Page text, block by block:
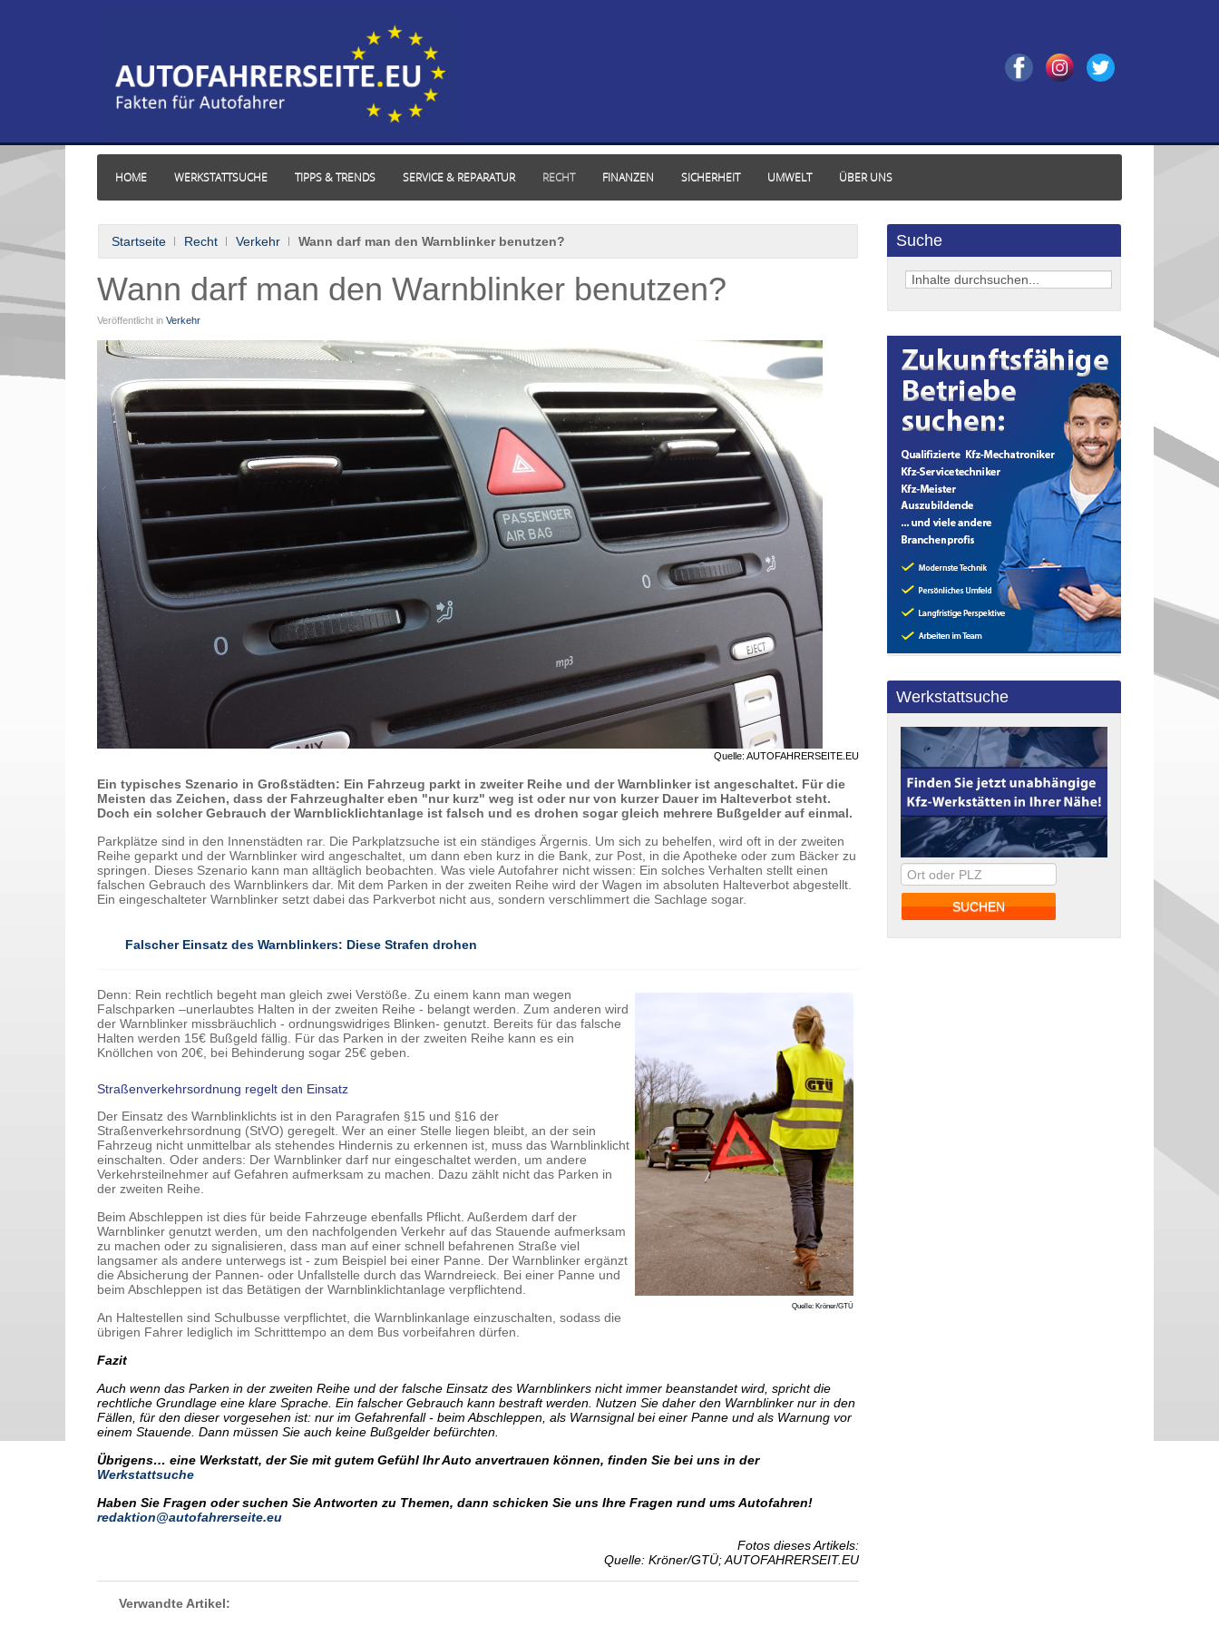
HOME WERKSTATTSUCHE TIPPS & TRENDS SERVICE & REPARATUR RECHT FINANZEN SICHERHEIT UMWELT ÜBER UNS
Startseite Recht Verkehr Wann darf man den Warnblinker benutzen?
Wann darf man den Warnblinker benutzen?
Veröffentlicht in Verkehr
Quelle: AUTOFAHRERSEITE.EU
Ein typisches Szenario in Großstädten: Ein Fahrzeug parkt in zweiter Reihe und der Warnblinker ist angeschaltet. Für die
Meisten das Zeichen, dass der Fahrzeughalter eben "nur kurz" weg ist oder nur von kurzer Dauer im Halteverbot steht.
Doch ein solcher Gebrauch der Warnblicklichtanlage ist falsch und es drohen sogar gleich mehrere Bußgelder auf einmal.
Parkplätze sind in den Innenstädten rar. Die Parkplatzsuche ist ein ständiges Ärgernis. Um sich zu behelfen, wird oft in der zweiten
Reihe geparkt und der Warnblinker wird angeschaltet, um dann eben kurz in die Bank, zur Post, in die Apotheke oder zum Bäcker zu
springen. Dieses Szenario kann man alltäglich beobachten. Was viele Autofahrer nicht wissen: Ein solches Verhalten stellt einen
falschen Gebrauch des Warnblinkers dar. Mit dem Parken in der zweiten Reihe wird der Wagen im absoluten Halteverbot abgestellt.
Ein eingeschalteter Warnblinker setzt dabei das Parkverbot nicht aus, sondern verschlimmert die Sachlage sogar.
Falscher Einsatz des Warnblinkers: Diese Strafen drohen
Quelle: Kröner/GTÜ
Denn: Rein rechtlich begeht man gleich zwei Verstöße. Zu einem kann man wegen
Falschparken –unerlaubtes Halten in der zweiten Reihe - belangt werden. Zum anderen wird
der Warnblinker missbräuchlich - ordnungswidriges Blinken- genutzt. Bereits für das falsche
Halten werden 15€ Bußgeld fällig. Für das Parken in der zweiten Reihe kann es ein
Knöllchen von 20€, bei Behinderung sogar 25€ geben.
Straßenverkehrsordnung regelt den Einsatz
Der Einsatz des Warnblinklichts ist in den Paragrafen §15 und §16 der
Straßenverkehrsordnung (StVO) geregelt. Wer an einer Stelle liegen bleibt, an der sein
Fahrzeug nicht unmittelbar als stehendes Hindernis zu erkennen ist, muss das Warnblinklicht
einschalten. Oder anders: Der Warnblinker darf nur eingeschaltet werden, um andere
Verkehrsteilnehmer auf Gefahren aufmerksam zu machen. Dazu zählt nicht das Parken in
der zweiten Reihe.
Beim Abschleppen ist dies für beide Fahrzeuge ebenfalls Pflicht. Außerdem darf der
Warnblinker genutzt werden, um den nachfolgenden Verkehr auf das Stauende aufmerksam
zu machen oder zu signalisieren, dass man auf einer schnell befahrenen Straße viel
langsamer als andere unterwegs ist - zum Beispiel bei einer Panne. Der Warnblinker ergänzt
die Absicherung der Pannen- oder Unfallstelle durch das Warndreieck. Bei einer Panne und
beim Abschleppen ist das Betätigen der Warnblinklichtanlage verpflichtend.
An Haltestellen sind Schulbusse verpflichtet, die Warnblinkanlage einzuschalten, sodass die
übrigen Fahrer lediglich im Schritttempo an dem Bus vorbeifahren dürfen.
Fazit
Auch wenn das Parken in der zweiten Reihe und der falsche Einsatz des Warnblinkers nicht immer beanstandet wird, spricht die
rechtliche Grundlage eine klare Sprache. Ein falscher Gebrauch kann bestraft werden. Nutzen Sie daher den Warnblinker nur in den
Fällen, für den dieser vorgesehen ist: nur im Gefahrenfall - beim Abschleppen, als Warnsignal bei einer Panne und als Warnung vor
einem Stauende. Dann müssen Sie auch keine Bußgelder befürchten.
Übrigens… eine Werkstatt, der Sie mit gutem Gefühl Ihr Auto anvertrauen können, finden Sie bei uns in der
Werkstattsuche
Haben Sie Fragen oder suchen Sie Antworten zu Themen, dann schicken Sie uns Ihre Fragen rund ums Autofahren!
redaktion@autofahrerseite.eu
Fotos dieses Artikels:
Quelle: Kröner/GTÜ; AUTOFAHRERSEIT.EU
Verwandte Artikel:
Suche
Werkstattsuche